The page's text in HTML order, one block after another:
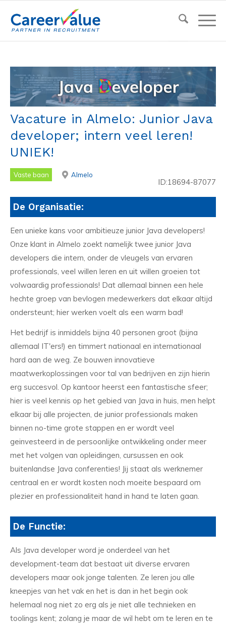
Vacature in Almelo: Junior Java
developer; intern veel leren!
UNIEK!
Vaste baan Almelo
ID:18694-87077
De Organisatie:
Een unieke kans voor ambitieuze junior Java developers!
Onze klant in Almelo zoekt namelijk twee junior Java
developers die intern, onder de vleugels van ervaren
professionals, veel willen leren en uit willen groeien tot
volwaardig professionals! Dat allemaal binnen een hele
hechte groep van bevlogen medewerkers dat elkaar altijd
ondersteunt; hier werken voelt als een warm bad!
Het bedrijf is inmiddels bijna 40 personen groot (bijna
allemaal IT'ers!) en timmert nationaal en internationaal
hard aan de weg. Ze bouwen innovatieve
maatwerkoplossingen voor tal van bedrijven en zijn hierin
erg succesvol. Op kantoor heerst een fantastische sfeer;
hier is veel kennis op het gebied van Java in huis, men helpt
elkaar bij alle projecten, de junior professionals maken
binnen no-time grote stappen en er wordt veel
geinvesteerd in de persoonlijke ontwikkeling onder meer
met het volgen van opleidingen, cursussen en ook
buitenlandse Java conferenties! Jij staat als werknemer
centraal en er wordt kosten noch moeite bespaard om
plezier en professionaliteit hand in hand te laten gaan.
De Functie:
Als Java developer word je onderdeel van het
development-team dat bestaat uit diverse ervaren
developers maar ook jonge talenten. Ze leren jou alle
kneepjes van het vak en het is dan in het begin ook
helemaal nog niet zo erg als je niet alle technieken en
toolings kent; zolang je maar de wil hebt om te leren en te